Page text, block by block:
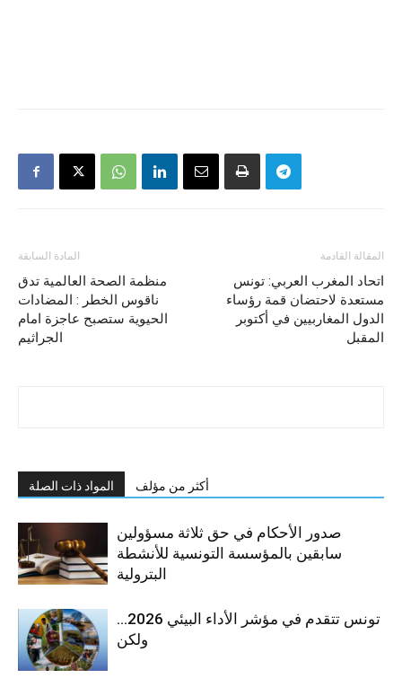
المادة السابقة
منظمة الصحة العالمية تدق
ناقوس الخطر : المضادات
الحيوية ستصبح عاجزة امام
الجراثيم
المقالة القادمة
اتحاد المغرب العربي: تونس
مستعدة لاحتضان قمة رؤساء
الدول المغاربيين في أكتوبر
المقبل
المواد ذات الصلة أكثر من مؤلف
صدور الأحكام في حق ثلاثة مسؤولين
سابقين بالمؤسسة التونسية للأنشطة
البترولية
تونس تتقدم في مؤشر الأداء البيئي 2026…
ولكن